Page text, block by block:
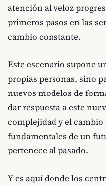
atención al veloz
primeros pasos en las
cambio constante.
Este escenario supone
propias personas, sino
nuevos modelos de
dar respuesta a este
complejidad y el cambio
fundamentales de un
pertenece al pasado.
Y es aquí donde los